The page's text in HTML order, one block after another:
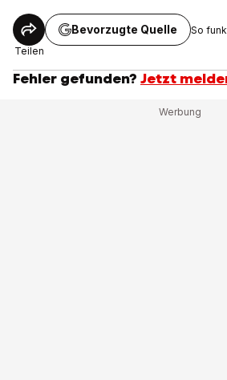
Teilen
Bevorzugte Quelle So
Fehler gefunden? Jetzt